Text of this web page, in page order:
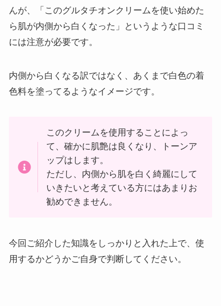
んが、「このグルタチオンクリームを使い始めた
ら肌が内側から白くなった」というような口コミ
には注意が必要です。
内側から白くなる訳ではなく、あくまで白色の着
色料を塗ってるようなイメージです。
このクリームを使用することによっ
て、確かに肌艶は良くなり、トーンア
ップはします。
ただし、内側から肌を白く綺麗にして
いきたいと考えている方にはあまりお
勧めできません。
今回ご紹介した知識をしっかりと入れた上で、使
用するかどうかご自身で判断してください。